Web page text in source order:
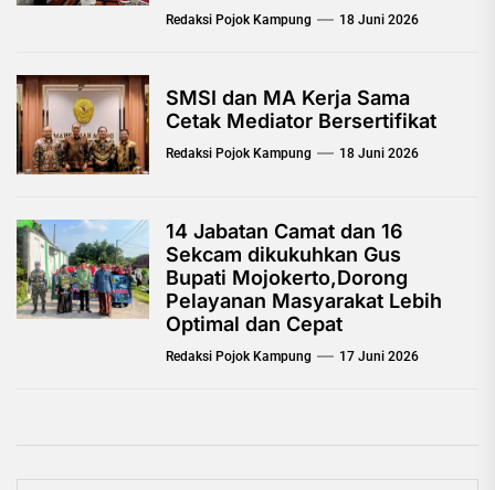
Redaksi Pojok Kampung 18 Juni 2026
SMSI dan MA Kerja Sama
Cetak Mediator Bersertifikat
Redaksi Pojok Kampung 18 Juni 2026
14 Jabatan Camat dan 16
Sekcam dikukuhkan Gus
Bupati Mojokerto,Dorong
Pelayanan Masyarakat Lebih
Optimal dan Cepat
Redaksi Pojok Kampung 17 Juni 2026